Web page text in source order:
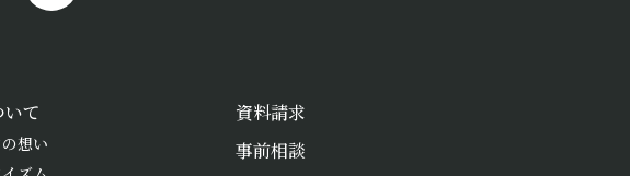
て
想い
資料請求
事前相談